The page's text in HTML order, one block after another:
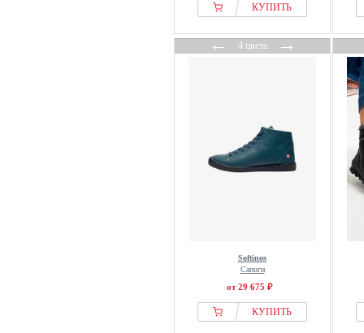
КУПИТЬ
←4 цвета→
Softinos
Сапоги
от 29 675 ₽
КУПИТЬ